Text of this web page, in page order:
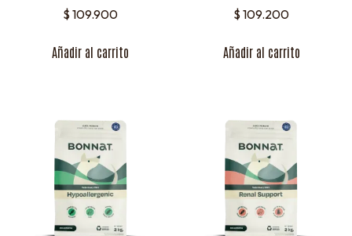
$ 109.900
Añadir al carrito
$ 109.200
Añadir al carrito